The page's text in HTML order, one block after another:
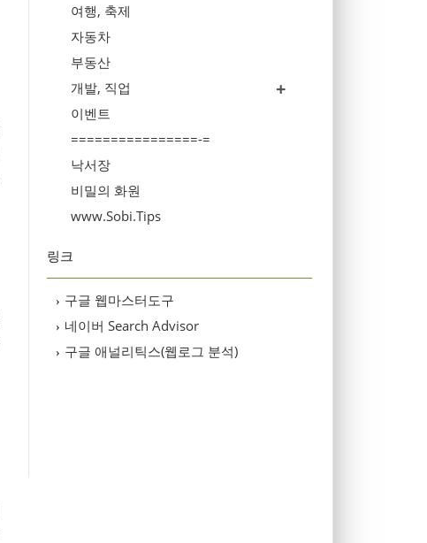
여행, 축제
자동차
부동산
개발, 직업
이벤트
================-=
낙서장
비밀의 화원
www.Sobi.Tips
링크
› 구글 웹마스터도구
› 네이버 Search Advisor
› 구글 애널리틱스(웹로그 분석)